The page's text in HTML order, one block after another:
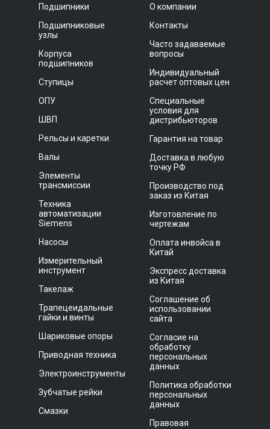
Подшипники
Подшипниковые
узлы
Корпуса
подшипников
Ступицы
ОПУ
ШВП
Рельсы и каретки
Валы
Элементы
трансмиссии
Техника
автоматизации
Siemens
Насосы
Измерительный
инструмент
Такелаж
Трапецеидальные
гайки и винты
Шариковые опоры
Приводная техника
Электроинструменты
Зубчатые рейки
Смазки
О компании
Контакты
Часто задаваемые
вопросы
Индивидуальный
расчет оптовых цен
Специальные
условия для
дистрибьюторов
Гарантия на товар
Доставка в любую
точку РФ
Производство под
заказ из Китая
Изготовление по
чертежам
Оплата инвойса в
Китай
Экспресс доставка
из Китая
Соглашение об
использовании
сайта
Согласие на
обработку
персональных
данных
Политика обработки
персональных
данных
Правовая